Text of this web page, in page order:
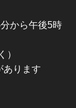
から午後5時
）
あります